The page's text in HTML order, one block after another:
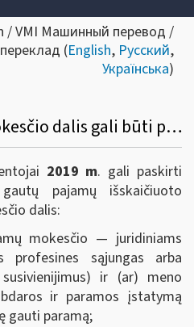
/ VMI Машинный перевод /
(English, Русский,
Українська)
47. Kokia pajamų mokesčio dalis gali būti paskirta paramos gavėjams ir politinėms partijoms?
2019 m. gali paskirti
pajamų išskaičiuoto
dalis:
mokesčio — juridiniams
profesines sąjungas arba
ir (ar) meno
ir paramos įstatymą
gauti paramą;